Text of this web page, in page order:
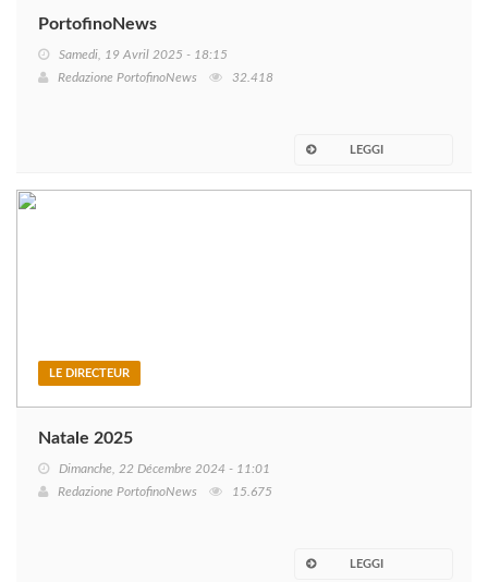
PortofinoNews
Samedi, 19 Avril 2025 - 18:15
Redazione PortofinoNews
32.418
LEGGI
LE DIRECTEUR
Natale 2025
Dimanche, 22 Décembre 2024 - 11:01
Redazione PortofinoNews
15.675
LEGGI